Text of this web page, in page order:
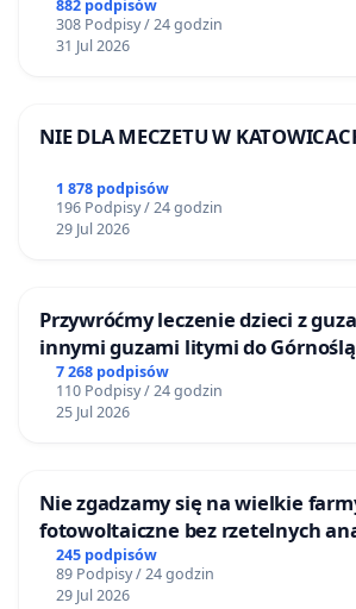
882 podpisów
308 Podpisy / 24 godzin
31 Jul 2026
NIE DLA MECZETU W
1 878 podpisów
196 Podpisy / 24 godzin
29 Jul 2026
Przywróćmy leczenie dzieci z
innymi guzami litymi do
Centrum Zdrowia Dziecka w
7 268 podpisów
110 Podpisy / 24 godzin
25 Jul 2026
Nie zgadzamy się na wielkie
fotowoltaiczne bez rzetelnych
mieszkańców
245 podpisów
89 Podpisy / 24 godzin
29 Jul 2026